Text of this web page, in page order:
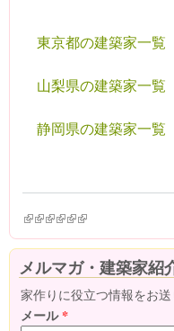
東京都の建築家一覧
山梨県の建築家一覧
静岡県の建築家一覧
(link is external)
(link is external)
(link is external)
(link is external)
(link is external)
(link is external)
メルマガ・建築家紹
家作りに役立つ情報をお送
メール*